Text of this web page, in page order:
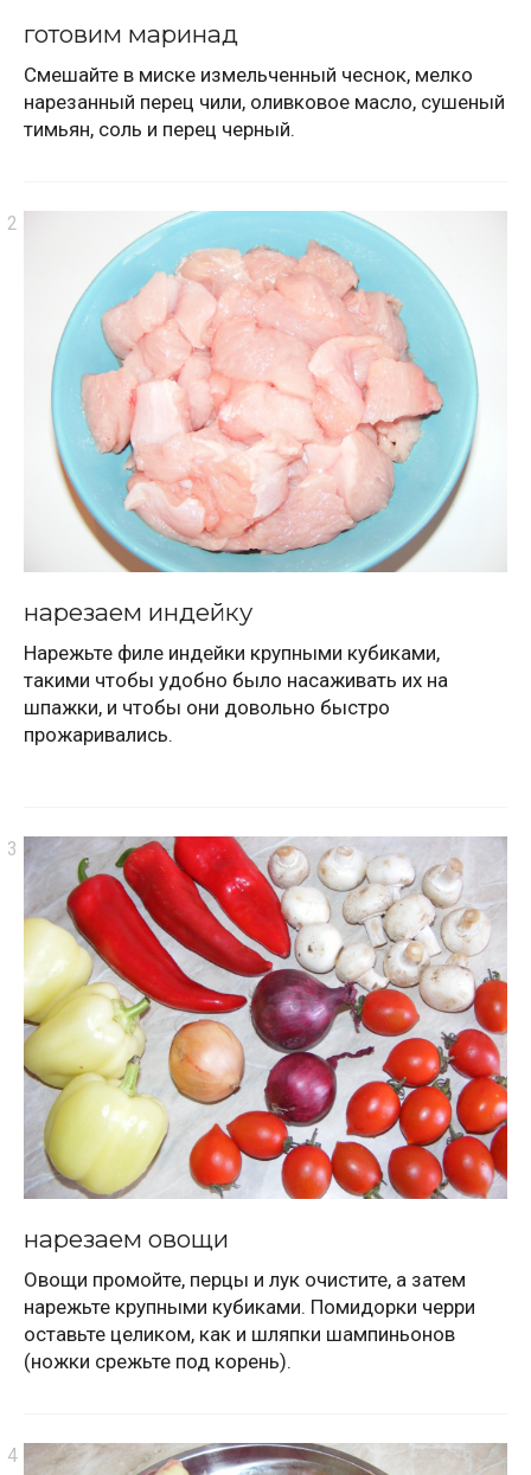
готовим маринад
Смешайте в миске измельченный чеснок, мелко
нарезанный перец чили, оливковое масло, сушеный
тимьян, соль и перец черный.
нарезаем индейку
Нарежьте филе индейки крупными кубиками,
такими чтобы удобно было насаживать их на
шпажки, и чтобы они довольно быстро
прожаривались.
нарезаем овощи
Овощи промойте, перцы и лук очистите, а затем
нарежьте крупными кубиками. Помидорки черри
оставьте целиком, как и шляпки шампиньонов
(ножки срежьте под корень).